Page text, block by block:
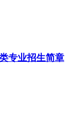
专业招生简章